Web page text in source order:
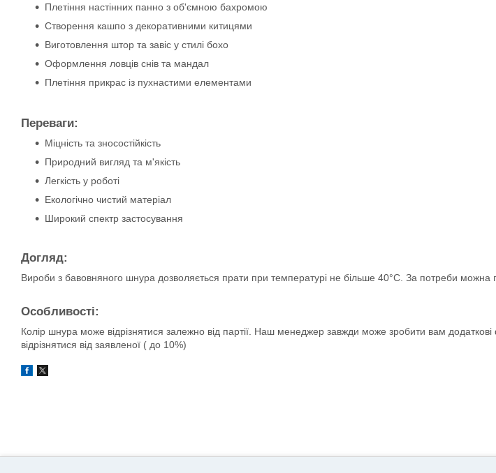
Плетіння настінних панно з об'ємною бахромою
Створення кашпо з декоративними китицями
Виготовлення штор та завіс у стилі бохо
Оформлення ловців снів та мандал
Плетіння прикрас із пухнастими елементами
Переваги:
Міцність та зносостійкість
Природний вигляд та м'якість
Легкість у роботі
Екологічно чистий матеріал
Широкий спектр застосування
Догляд:
Вироби з бавовняного шнура дозволяється прати при температурі не більше 40°С. За потреби можна
Особливості:
Колір шнура може відрізнятися залежно від партії. Наш менеджер завжди може зробити вам
відрізнятися від заявленої ( до 10%)